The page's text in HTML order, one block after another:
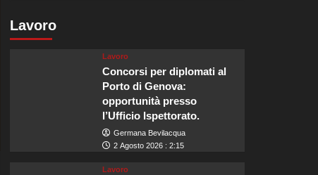
Lavoro
Lavoro
Concorsi per diplomati al
Porto di Genova:
opportunità presso
l’Ufficio Ispettorato.
Germana Bevilacqua
2 Agosto 2026 : 2:15
Lavoro